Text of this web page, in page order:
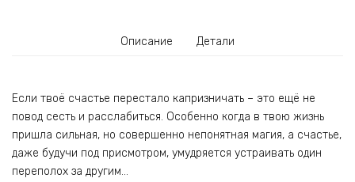
Описание Детали
Если твоё счастье перестало капризничать – это ещё не
повод сесть и расслабиться. Особенно когда в твою жизнь
пришла сильная, но совершенно непонятная магия, а счастье,
даже будучи под присмотром, умудряется устраивать один
переполох за другим…